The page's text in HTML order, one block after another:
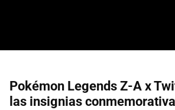
Pokémon Legends Z-A x
las insignias